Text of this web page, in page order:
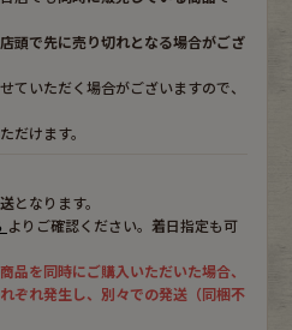
店頭で先に売り切れとなる場合がござ
ていただく場合がございますので、
だけます。
となります。
よりご確認ください。着日指定も可
を同時にご購入いただいた場合、
ぞれ発生し、別々での発送（同梱不